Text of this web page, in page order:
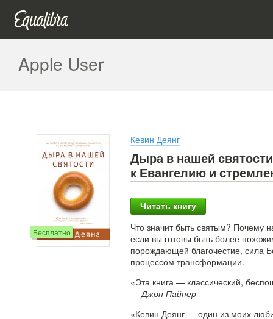
Apple User
Бесплатно
Кевин Деянг
Дыра в нашей
к Евангелию и
Читать книгу
Что значит быть святым? Почему
если вы готовы быть более
порождающей благочестие, сила
процессом трансформации.
«Эта книга — классический,
— Джон Пайпер
«Кевин Деянг — один из моих